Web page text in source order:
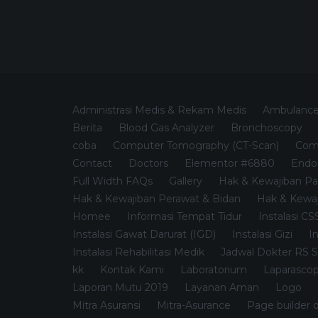
Administrasi Medis & Rekam Medis
Berita
Blood Gas Analyzer
Bronchoscopy
coba
Computer Tomography (CT-Scan)
Contact
Doctors Elementor #6880
Full Width FAQs
Gallery
Hak & Kewajiban
Hak & Kewajiban Perawat & Bidan
Hak &
Homee
Informasi Tempat Tidur
Instalasi
Instalasi Gawat Darurat (IGD)
Instalasi Gizi
Instalasi Rehabilitasi Medik
Jadwal Dokter RS
kk
Kontak Kami Laboratorium
Laporan Mutu 2019
Layanan Aman
Logo
Mitra Asuransi
Mitra-Asurance
Page builder